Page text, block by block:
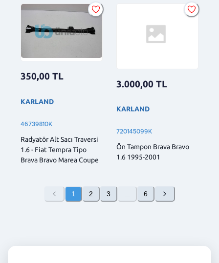
350,00 TL
KARLAND
46739810K
Radyatör Alt Sacı Traversi
1.6 - Fiat Tempra Tipo
Brava Bravo Marea Coupe
3.000,00 TL
KARLAND
720145099K
Ön Tampon Brava Bravo
1.6 1995-2001
1 2 3 6